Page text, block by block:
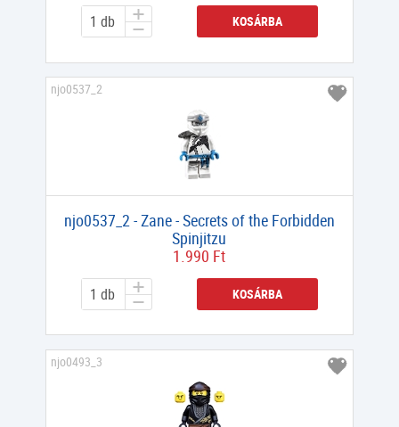
KOSÁRBA
njo0537_2 - Zane - Secrets of the Forbidden
Spinjitzu
1.990 Ft
KOSÁRBA
njo0537_2
njo0493_3